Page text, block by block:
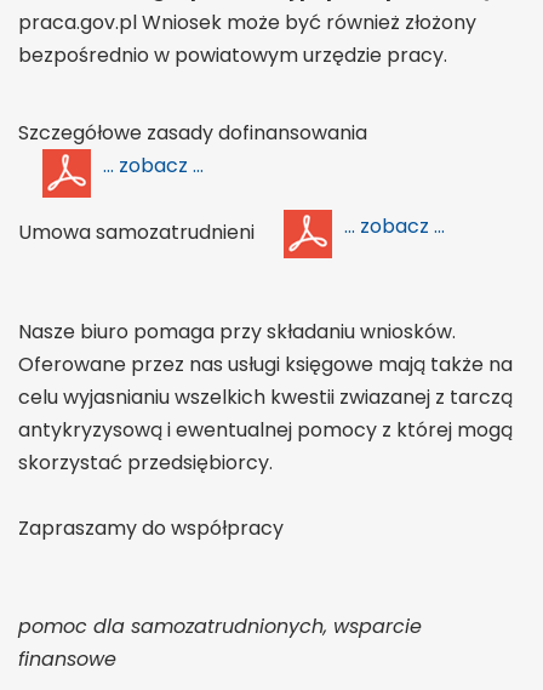
praca.gov.pl Wniosek może być również złożony
bezpośrednio w powiatowym urzędzie pracy.
Szczegółowe zasady dofinansowania
... zobacz ...
Umowa samozatrudnieni ... zobacz ...
Nasze biuro pomaga przy składaniu wniosków.
Oferowane przez nas usługi księgowe mają także na
celu wyjasnianiu wszelkich kwestii zwiazanej z tarczą
antykryzysową i ewentualnej pomocy z której mogą
skorzystać przedsiębiorcy.
Zapraszamy do współpracy
pomoc dla samozatrudnionych, wsparcie
finansowe